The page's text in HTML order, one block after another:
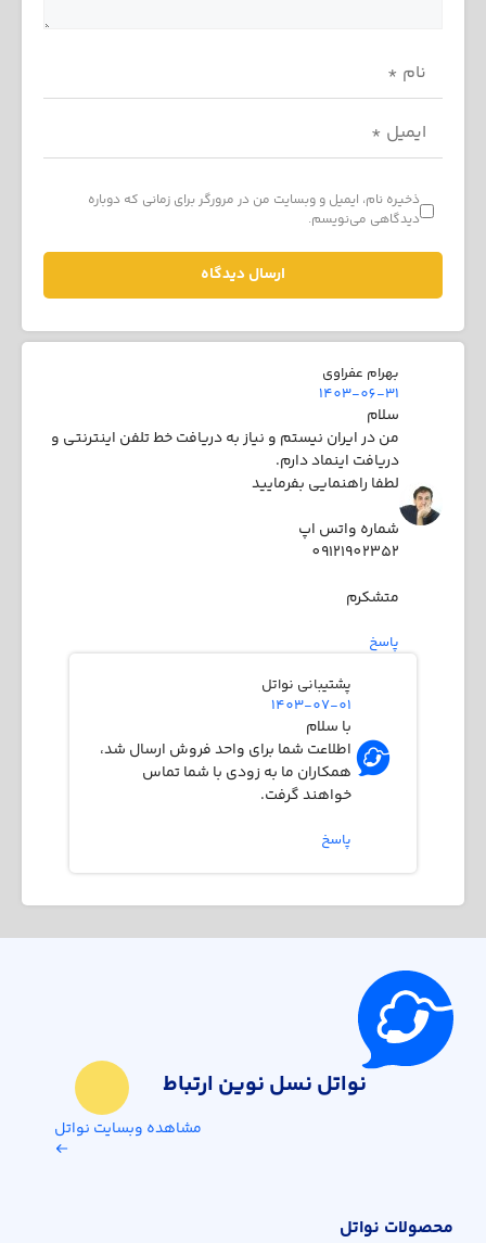
ذخیره نام، ایمیل و وبسایت من در مرورگر برای زمانی که دوباره
دیدگاهی می‌نویسم.
بهرام عفراوی
1403-06-31
سلام
من در ایران نیستم و نیاز به دریافت خط تلفن اینترنتی و
دریافت اینماد دارم.
لطفا راهنمایی بفرمایید
شماره واتس اپ
09121902352
متشکرم
پاسخ
پشتیبانی نواتل
1403-07-01
با سلام
اطلاعت شما برای واحد فروش ارسال شد،
همکاران ما به زودی با شما تماس
خواهند گرفت.
پاسخ
نواتل نسل نوین ارتباط
مشاهده وبسایت نواتل
محصولات نواتل